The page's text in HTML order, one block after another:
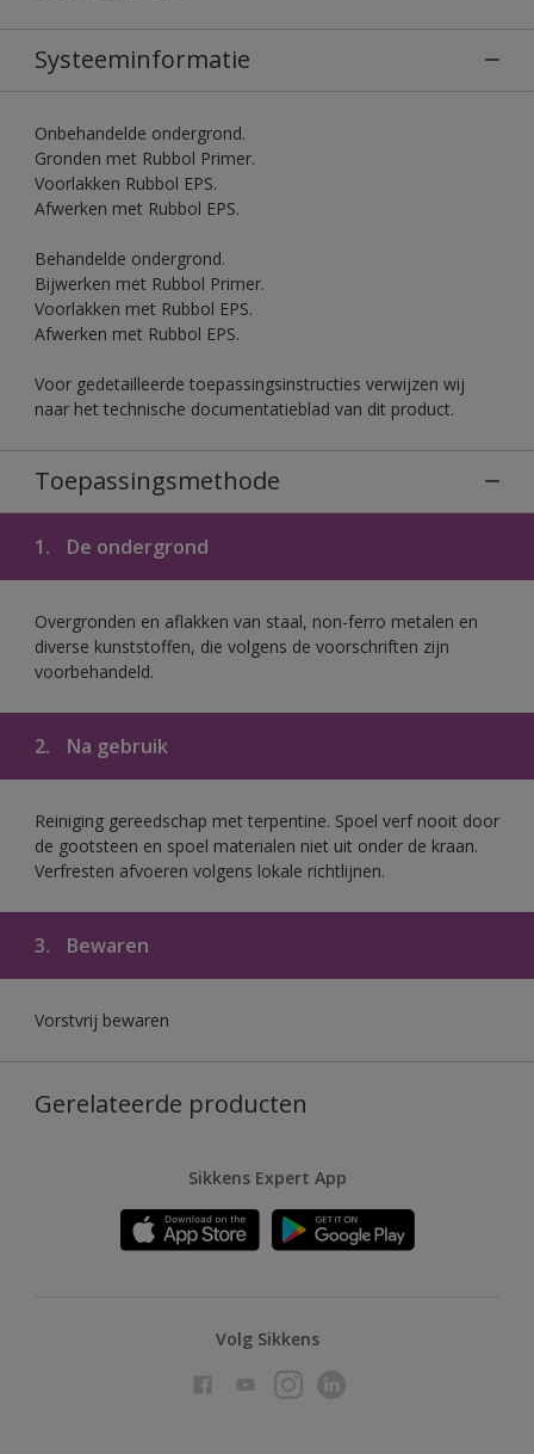
Systeeminformatie
Onbehandelde ondergrond.
Gronden met Rubbol Primer.
Voorlakken Rubbol EPS.
Afwerken met Rubbol EPS.
Behandelde ondergrond.
Bijwerken met Rubbol Primer.
Voorlakken met Rubbol EPS.
Afwerken met Rubbol EPS.
Voor gedetailleerde toepassingsinstructies verwijzen wij
naar het technische documentatieblad van dit product.
Toepassingsmethode
1. De ondergrond
Overgronden en aflakken van staal, non-ferro metalen en
diverse kunststoffen, die volgens de voorschriften zijn
voorbehandeld.
2. Na gebruik
Reiniging gereedschap met terpentine. Spoel verf nooit door
de gootsteen en spoel materialen niet uit onder de kraan.
Verfresten afvoeren volgens lokale richtlijnen.
3. Bewaren
Vorstvrij bewaren
Gerelateerde producten
Sikkens Expert App
Volg Sikkens